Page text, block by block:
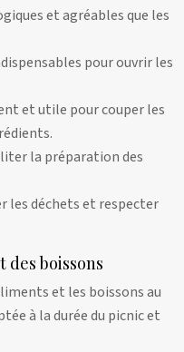
et agréables que les
pour ouvrir les
et utile pour couper les
la préparation des
les déchets et respecter
des boissons
et les boissons au
à la durée du picnic et